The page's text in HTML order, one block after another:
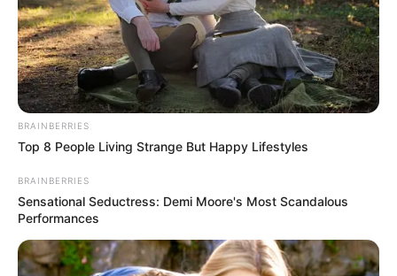
Padres denuncian
presunto abuso a menor
en jardín infantil de
Bogotá: la institución
responde
INSEGURIDAD EN BOGOTÁ
le están metiendo blindaje
inseguridad
BRAINBERRIES
Top 8 People Living Strange But Happy Lifestyles
BRAINBERRIES
Sensational Seductress: Demi Moore's Most Scandalous
Performances